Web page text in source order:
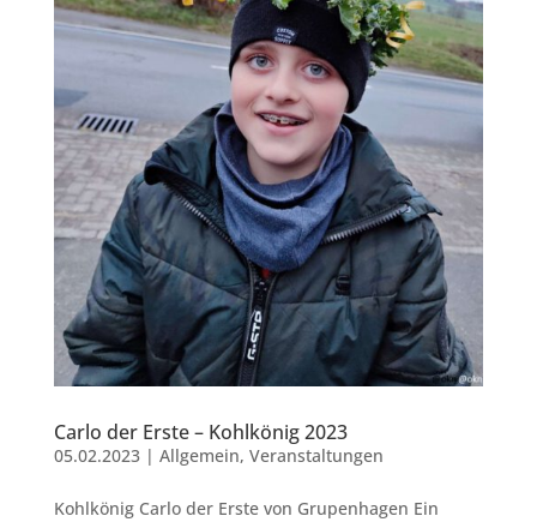
Carlo der Erste – Kohlkönig 2023
05.02.2023| Allgemein, Veranstaltungen
Kohlkönig Carlo der Erste von Grupenhagen Ein